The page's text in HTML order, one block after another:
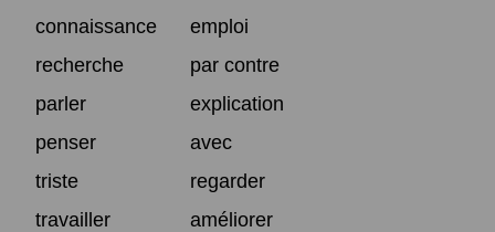
connaissance
emploi
recherche
par contre
parler
explication
penser
avec
triste
regarder
travailler
améliorer